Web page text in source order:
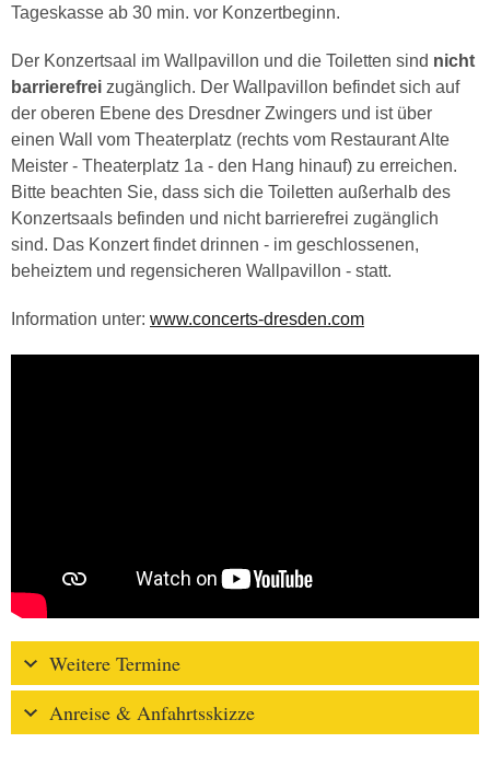
Tageskasse ab 30 min. vor Konzertbeginn.
Der Konzertsaal im Wallpavillon und die Toiletten sind nicht
barrierefrei zugänglich. Der Wallpavillon befindet sich auf
der oberen Ebene des Dresdner Zwingers und ist über
einen Wall vom Theaterplatz (rechts vom Restaurant Alte
Meister - Theaterplatz 1a - den Hang hinauf) zu erreichen.
Bitte beachten Sie, dass sich die Toiletten außerhalb des
Konzertsaals befinden und nicht barrierefrei zugänglich
sind. Das Konzert findet drinnen - im geschlossenen,
beheiztem und regensicheren Wallpavillon - statt.
Information unter: www.concerts-dresden.com
Weitere Termine
Anreise & Anfahrtsskizze